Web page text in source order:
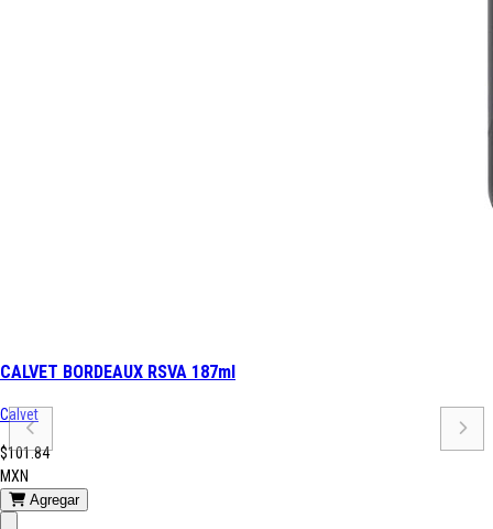
CALVET BORDEAUX RSVA 187ml
Calvet
$101.84
MXN
Agregar